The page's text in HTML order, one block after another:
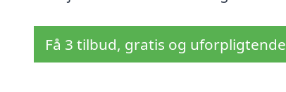
Få 3 tilbud, gratis og uforpligtende